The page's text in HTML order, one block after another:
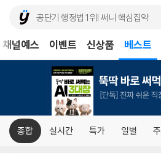
채널예스 이벤트 신상품 베스트
종합 실시간 특가 일별